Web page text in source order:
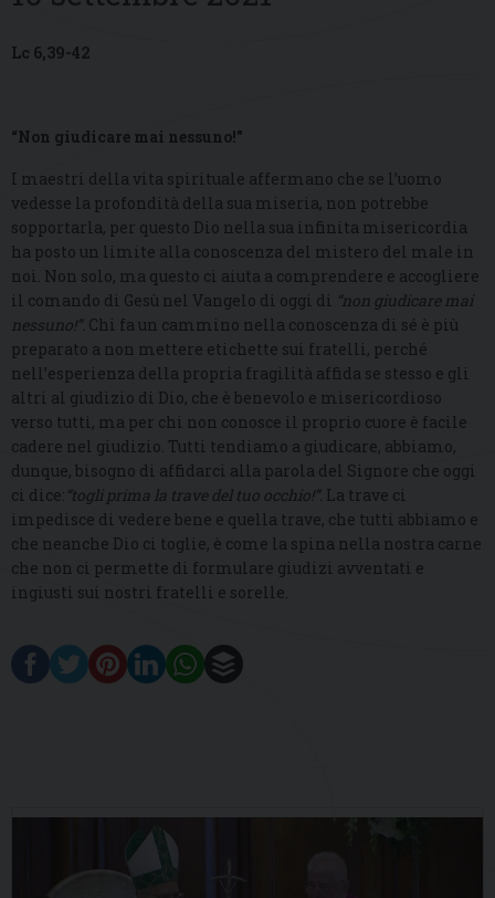
Lc 6,39-42
“Non giudicare mai nessuno!”
I maestri della vita spirituale affermano che se l’uomo
vedesse la profondità della sua miseria, non potrebbe
sopportarla, per questo Dio nella sua infinita misericordia
ha posto un limite alla conoscenza del mistero del male in
noi. Non solo, ma questo ci aiuta a comprendere e accogliere
il comando di Gesù nel Vangelo di oggi di “non giudicare mai
nessuno!”. Chi fa un cammino nella conoscenza di sé è più
preparato a non mettere etichette sui fratelli, perché
nell’esperienza della propria fragilità affida se stesso e gli
altri al giudizio di Dio, che è benevolo e misericordioso
verso tutti, ma per chi non conosce il proprio cuore è facile
cadere nel giudizio. Tutti tendiamo a giudicare, abbiamo,
dunque, bisogno di affidarci alla parola del Signore che oggi
ci dice: “togli prima la trave del tuo occhio!”. La trave ci
impedisce di vedere bene e quella trave, che tutti abbiamo e
che neanche Dio ci toglie, è come la spina nella nostra carne
che non ci permette di formulare giudizi avventati e
ingiusti sui nostri fratelli e sorelle.